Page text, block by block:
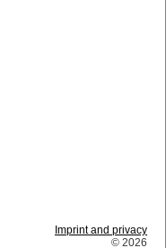
Imprint and privacy
© 2026